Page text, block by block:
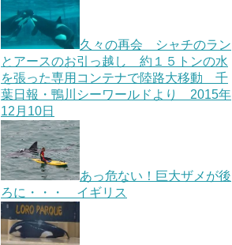
久々の再会 シャチのラン
とアースのお引っ越し 約１５トンの水
を張った専用コンテナで陸路大移動 千
葉日報・鴨川シーワールドより 2015年
12月10日
あっ危ない！巨大ザメが後
ろに・・・ イギリス